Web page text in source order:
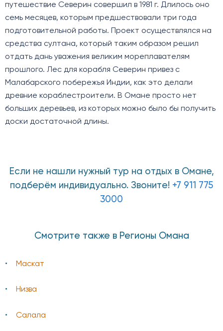
путешествие Северин совершил в 1981 г. Длилось оно
семь месяцев, которым предшествовали три года
подготовительной работы. Проект осуществлялся на
средства султана, который таким образом решил
отдать дань уважения великим мореплавателям
прошлого. Лес для корабля Северин привез с
Малабарского побережья Индии, как это делали
древние кораблестроители. В Омане просто нет
больших деревьев, из которых можно было бы получить
доски достаточной длины.
Если не нашли нужный тур на отдых в Омане,
подберём индивидуально. Звоните! +7 911 775
3000
Смотрите также в Регионы Омана
Маскат
Низва
Салала